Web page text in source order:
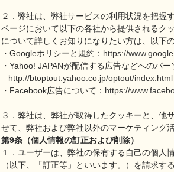
２．弊社は、弊社サービスの利用状況を把握
ページにおいて以下の各社から提供されるク
について詳しくお知りになりたい方は、以下
・Googleポリシーと規約： https://
・Yahoo! JAPANが配信する広告などへのパー
http://btoptout.yahoo.co.jp/optout/index.html
・Facebook広告について： https://
３．弊社は、弊社が取得したクッキーと、他
せて、弊社および弊社以外のマーケティング
第9条（個人情報の訂正および削除）
１．ユーザーは、弊社の保有する自己の個人
（以下、「訂正等」といいます。）を請求す